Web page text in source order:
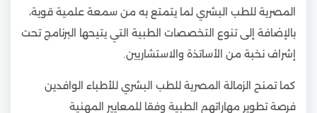
المصرية للطب البشري لما يتمتع به من سمعة علمية قوية،
بالإضافة إلى تنوع التخصصات الطبية التي يتيحها البرنامج تحت
إشراف نخبة من الأساتذة والاستشاريين.
كما تمنح الزمالة المصرية للطب البشري للأطباء الوافدين
فرصة تطوير مهاراتهم الطبية وفقا للمعايير المهنية